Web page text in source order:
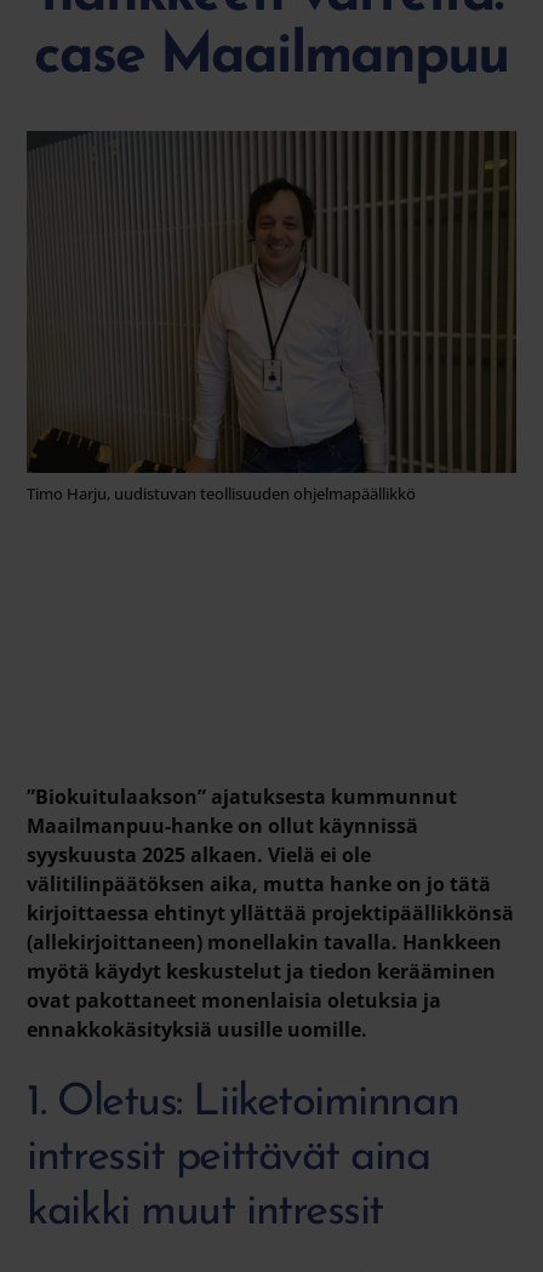
case Maailmanpuu
Timo Harju, uudistuvan teollisuuden ohjelmapäällikkö
”Biokuitulaakson” ajatuksesta kummunnut
Maailmanpuu-hanke on ollut käynnissä
syyskuusta 2025 alkaen. Vielä ei ole
välitilinpäätöksen aika, mutta hanke on jo tätä
kirjoittaessa ehtinyt yllättää projektipäällikkönsä
(allekirjoittaneen) monellakin tavalla. Hankkeen
myötä käydyt keskustelut ja tiedon kerääminen
ovat pakottaneet monenlaisia oletuksia ja
ennakkokäsityksiä uusille uomille.
1. Oletus: Liiketoiminnan
intressit peittävät aina
kaikki muut intressit